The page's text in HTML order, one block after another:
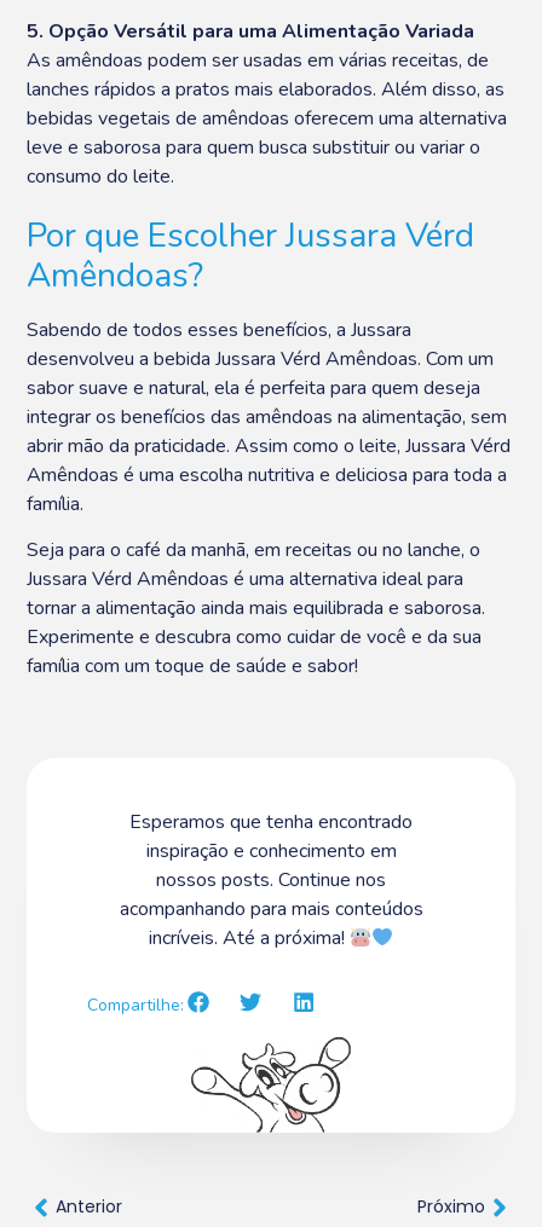
5. Opção Versátil para uma Alimentação Variada
As amêndoas podem ser usadas em várias receitas, de
lanches rápidos a pratos mais elaborados. Além disso, as
bebidas vegetais de amêndoas oferecem uma alternativa
leve e saborosa para quem busca substituir ou variar o
consumo do leite.
Por que Escolher Jussara Vérd
Amêndoas?
Sabendo de todos esses benefícios, a Jussara
desenvolveu a bebida Jussara Vérd Amêndoas. Com um
sabor suave e natural, ela é perfeita para quem deseja
integrar os benefícios das amêndoas na alimentação, sem
abrir mão da praticidade. Assim como o leite, Jussara Vérd
Amêndoas é uma escolha nutritiva e deliciosa para toda a
família.
Seja para o café da manhã, em receitas ou no lanche, o
Jussara Vérd Amêndoas é uma alternativa ideal para
tornar a alimentação ainda mais equilibrada e saborosa.
Experimente e descubra como cuidar de você e da sua
família com um toque de saúde e sabor!
Esperamos que tenha encontrado
inspiração e conhecimento em
nossos posts. Continue nos
acompanhando para mais conteúdos
incríveis. Até a próxima!
Compartilhe:
Anterior Próximo